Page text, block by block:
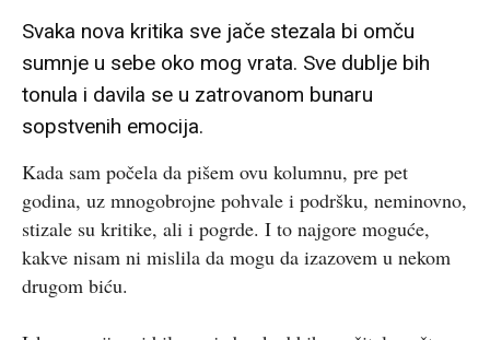
Svaka nova kritika sve jače stezala bi omču
sumnje u sebe oko mog vrata. Sve dublje bih
tonula i davila se u zatrovanom bunaru
sopstvenih emocija.
Kada sam počela da pišem ovu kolumnu, pre pet
godina, uz mnogobrojne pohvale i podršku, neminovno,
stizale su kritike, ali i pogrde. I to najgore moguće,
kakve nisam ni mislila da mogu da izazovem u nekom
drugom biću.